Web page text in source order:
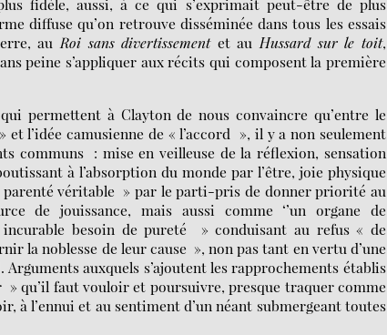
fidèle, aussi, à ce qui s’exprimait peut-être de plus
diffuse qu’on retrouve disséminée dans tous les essais
au Roi sans divertissement et au Hussard sur le toit,
peine s’appliquer aux récits qui composent la première
permettent à Clayton de nous convaincre qu’entre le
l’idée camusienne de « l’accord », il y a non seulement
communs : mise en veilleuse de la réflexion, sensation
à l’absorption du monde par l’être, joie physique
véritable » par le parti-pris de donner priorité au
de jouissance, mais aussi comme ‘’un organe de
incurable besoin de pureté » conduisant au refus « de
la noblesse de leur cause », non pas tant en vertu d’une
. Arguments auxquels s’ajoutent les rapprochements établis
» qu’il faut vouloir et poursuivre, presque traquer comme
à l’ennui et au sentiment d’un néant submergeant toutes